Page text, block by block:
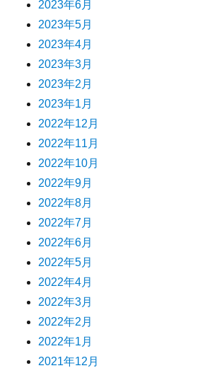
2023年6月
2023年5月
2023年4月
2023年3月
2023年2月
2023年1月
2022年12月
2022年11月
2022年10月
2022年9月
2022年8月
2022年7月
2022年6月
2022年5月
2022年4月
2022年3月
2022年2月
2022年1月
2021年12月